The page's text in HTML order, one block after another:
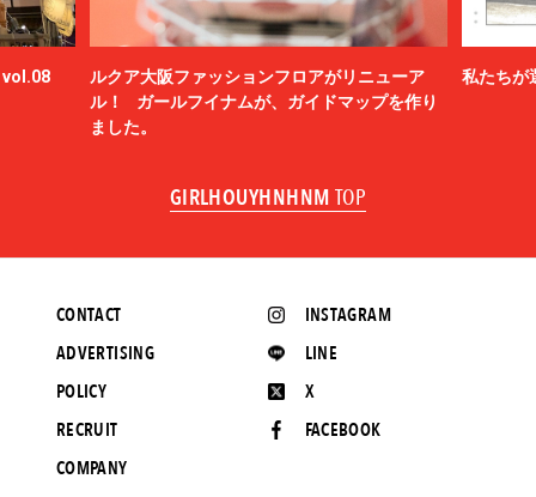
vol.08
ルクア大阪ファッションフロアがリニューア
ル！ ガールフイナムが、ガイドマップを作り
ました。
私たちが
GIRLHOUYHNHNM TOP
INSTAGRAM
LINE
X
FACEBOOK
CONTACT
ADVERTISING
POLICY
RECRUIT
COMPANY